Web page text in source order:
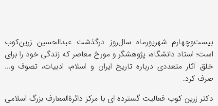
بیست‌وچهارم شهریورماه سال‌روز درگذشت عبدالحسین زرین‌کوب
است؛ استاد دانشگاه، پژوهشگر و مورخ معاصر که زندگی خود را برای
خلق آثار متعددی درباره تاریخ ایران و اسلام، ادبیات، تصوف و...
صرف کرد.
دکتر زرین کوب فعالیت گسترده ای با مرکز دائرةالمعارف بزرگ اسلامی